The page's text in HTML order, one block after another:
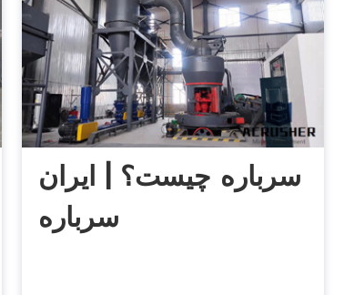
سرباره چیست؟ | ایران
سرباره